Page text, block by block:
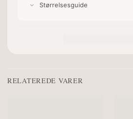
Størrelsesguide
RELATEREDE VARER